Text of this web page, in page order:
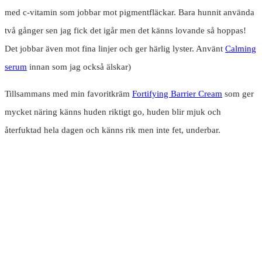
med c-vitamin som jobbar mot pigmentfläckar. Bara hunnit använda
två gånger sen jag fick det igår men det känns lovande så hoppas!
Det jobbar även mot fina linjer och ger härlig lyster. Använt Calming
serum innan som jag också älskar)
Tillsammans med min favoritkräm Fortifying Barrier Cream som ger
mycket näring känns huden riktigt go, huden blir mjuk och
återfuktad hela dagen och känns rik men inte fet, underbar.